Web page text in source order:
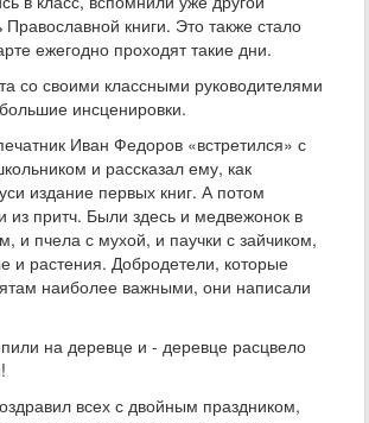
Православной книги. Это также стало
ежегодно проходят такие дни.
со своими классными руководителями
инсценировки.
Иван Федоров «встретился» с
и рассказал ему, как
издание первых книг. А потом
из притч. Были здесь и медвежонок в
и пчела с мухой, и паучки с зайчиком,
и растения. Добродетели, которые
наиболее важными, они написали
на деревце и - деревце расцвело
всех с двойным праздником,